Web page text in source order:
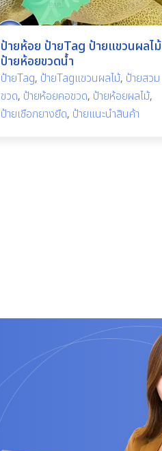
ป้ายห้อย ป้ายTag ป้ายแขวนผลไม้
ป้ายห้อยขวดน้ำ
ป้ายTag, ป้ายTagแขวนผลไม้, ป้ายสวม
ขวด, ป้ายห้อยคอขวด, ป้ายห้อยผลไม้,
ป้ายเชือกยางยืด, ป้ายแนะนำสินค้า